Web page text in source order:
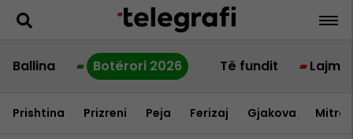
Ballina Botërori 2026 Të fundit Lajme
Prishtina Prizreni Peja Ferizaj Gjakova